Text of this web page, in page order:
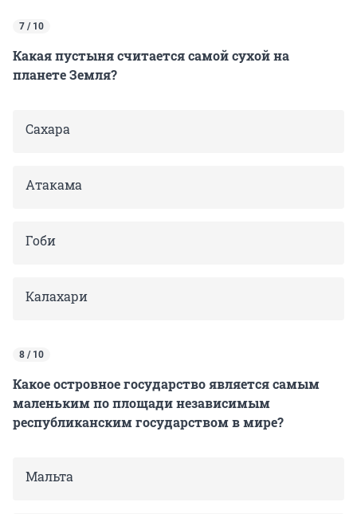
7 / 10
Какая пустыня считается самой сухой на
планете Земля?
Сахара
Атакама
Гоби
Калахари
8 / 10
Какое островное государство является самым
маленьким по площади независимым
республиканским государством в мире?
Мальта